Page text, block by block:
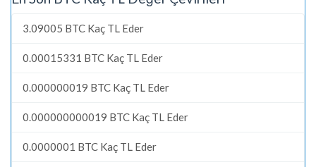
3.09005 BTC Kaç TL Eder
0.00015331 BTC Kaç TL Eder
0.000000019 BTC Kaç TL Eder
0.000000000019 BTC Kaç TL Eder
0.0000001 BTC Kaç TL Eder